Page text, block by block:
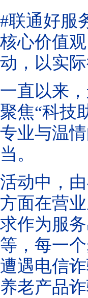
#联通好服
核心价值
动，以实
一直以来
聚焦“科技
专业与温
当。
活动中，
方面在营
求作为服
等，每一
遭遇电信
养老产品